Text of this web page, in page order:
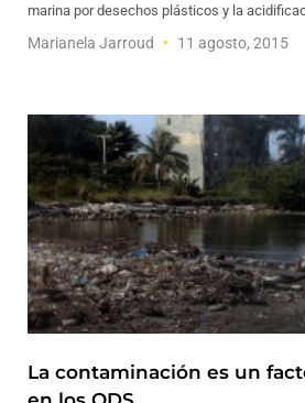
marina por desechos plásticos y la
Marianela Jarroud 11 agosto, 2015
La contaminación es un